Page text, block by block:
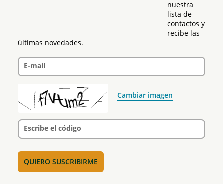
nuestra
lista de
contactos y
recibe las
últimas novedades.
E-mail
Cambiar imagen
Escribe el código